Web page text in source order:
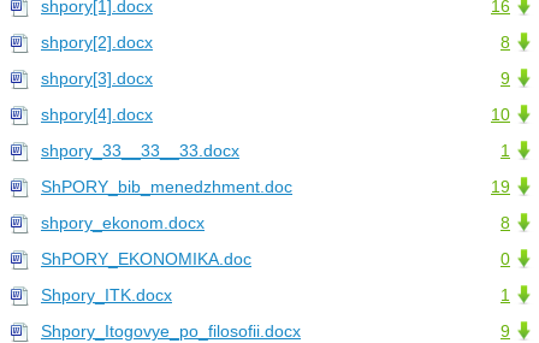
16
shpory[1].docx
8
shpory[2].docx
9
shpory[3].docx
10
shpory[4].docx
1
shpory_33__33__33.docx
19
ShPORY_bib_menedzhment.doc
8
shpory_ekonom.docx
0
ShPORY_EKONOMIKA.doc
1
Shpory_ITK.docx
9
Shpory_Itogovye_po_filosofii.docx